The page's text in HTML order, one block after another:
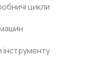
цикли
машин
інструменту